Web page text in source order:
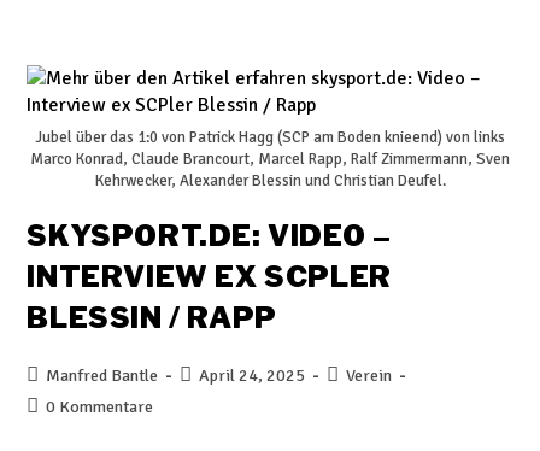
Jubel über das 1:0 von Patrick Hagg (SCP am Boden knieend) von links
Marco Konrad, Claude Brancourt, Marcel Rapp, Ralf Zimmermann, Sven
Kehrwecker, Alexander Blessin und Christian Deufel.
SKYSPORT.DE: VIDEO –
INTERVIEW EX SCPLER
BLESSIN / RAPP
Manfred Bantle April 24, 2025
Verein
0 Kommentare